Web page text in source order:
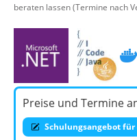
beraten lassen (Termine nach
Preise und Termine
Schulungsangebot